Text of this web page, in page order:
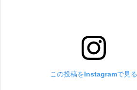
この投稿をInstagramで見る